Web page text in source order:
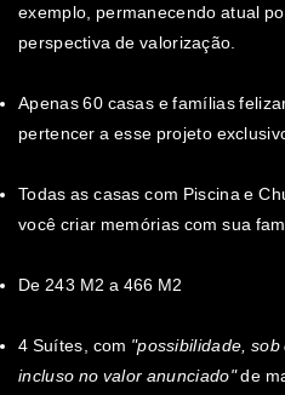
exemplo, permanecendo atual
perspectiva de valorização.
Apenas 60 casas e famílias
pertencer a esse projeto
Todas as casas com Piscina e
você criar memórias com sua
De 243 M2 a 466 M2
4 Suítes, com "possibilidade,
incluso no valor anunciado"de